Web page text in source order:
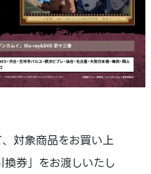
対象商品をお買い上
券」をお渡しいたし